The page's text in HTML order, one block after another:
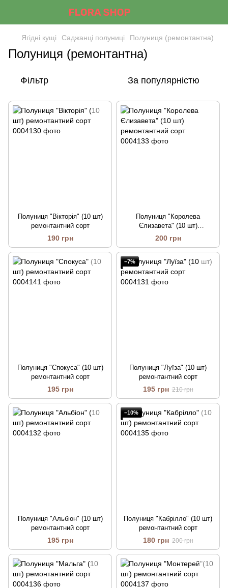
Ягідні кущі Саджанці полуниці Полуниця (ремонтантна)
Полуниця (ремонтантна)
Фільтр За популярністю
Полуниця "Вікторія" (10 шт)
ремонтантний сорт
190 грн
Полуниця "Королева
Єлизавета" (10 шт)
ремонтантний сорт
200 грн
Полуниця "Спокуса" (10 шт)
ремонтантний сорт
195 грн
−7%
Полуниця "Луїза" (10 шт)
ремонтантний сорт
195 грн 210 грн
Полуниця "Альбіон" (10 шт)
ремонтантний сорт
195 грн
−10%
Полуниця "Кабрілло" (10 шт)
ремонтантний сорт
180 грн 200 грн